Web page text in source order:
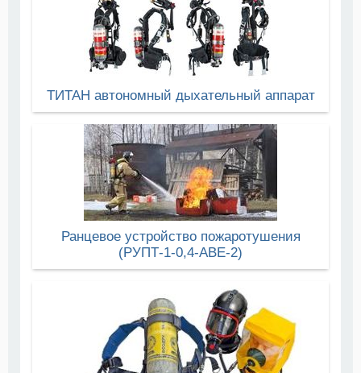
ТИТАН автономный дыхательный аппарат
Ранцевое устройство пожаротушения
(РУПТ-1-0,4-АВЕ-2)